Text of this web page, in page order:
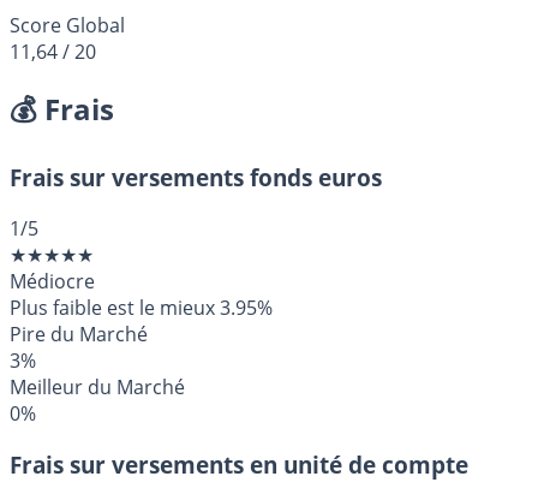
Score Global
11,64/ 20
💰 Frais
Frais sur versements fonds euros
1/5
★★★★★
Médiocre
Plus faible est le mieux3.95%
Pire du Marché
3%
Meilleur du Marché
0%
Frais sur versements en unité de compte